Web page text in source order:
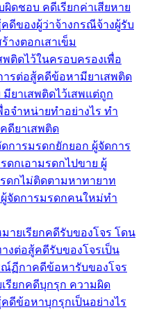
ผิดชอบ คดีเรียกค่าเสียหาย
ดีของผู้ว่าจ้างกรณีจ้างผู้รับ
างตอกเสาเข็ม
ติดไว้ในครอบครองเพื่อ
ารต่อสู้คดีข้อหามียาเสพติด
ยาเสพติดไว้เสพแต่ถูก
จำหน่ายทำอย่างไร ทำ
ดียาเสพติด
การมรดกยักยอก ผู้จัดการ
ดกเอามรดกไปขาย ผู้
ดกไม่ติดตามหาทายาท
จัดการมรดกคนใหม่ทำ
ายเรียกคดีรับของโจร โดน
งต่อสู้คดีรับของโจรเป็น
ณ์ฏีกาคดีข้อหารับของโจร
รียกคดีบุกรุก ความผิด
ดีข้อหาบุกรุกเป็นอย่างไร